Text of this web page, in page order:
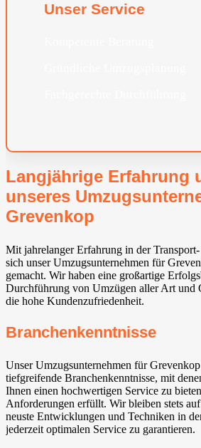
Unser Service
Langjährige Erfahrung
unseres
Grevenkop
Mit jahrelanger Erfahrung in der
sich unser Umzugsunternehmen für
gemacht. Wir haben eine großartige
Durchführung von Umzügen aller Art und
die hohe Kundenzufriedenheit.
Branchenkenntnisse
Unser Umzugsunternehmen für
tiefgreifende Branchenkenntnisse, mit
Ihnen einen hochwertigen Service zu
Anforderungen erfüllt. Wir bleiben stets
neuste Entwicklungen und Techniken in
jederzeit optimalen Service zu garantieren.